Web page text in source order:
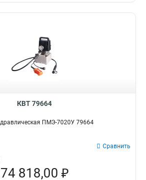
КВТ 79664
ПМЭ-7020У 79664
Сравнить
74 818,00 ₽